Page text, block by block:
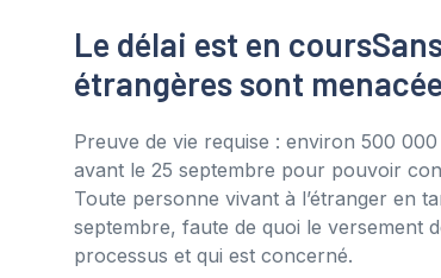
Le délai est en cours
étrangères sont
Preuve de vie requise : environ 500
avant le 25 septembre pour pouvoir
Toute personne vivant à l’étranger en
septembre, faute de quoi le versement
processus et qui est concerné.